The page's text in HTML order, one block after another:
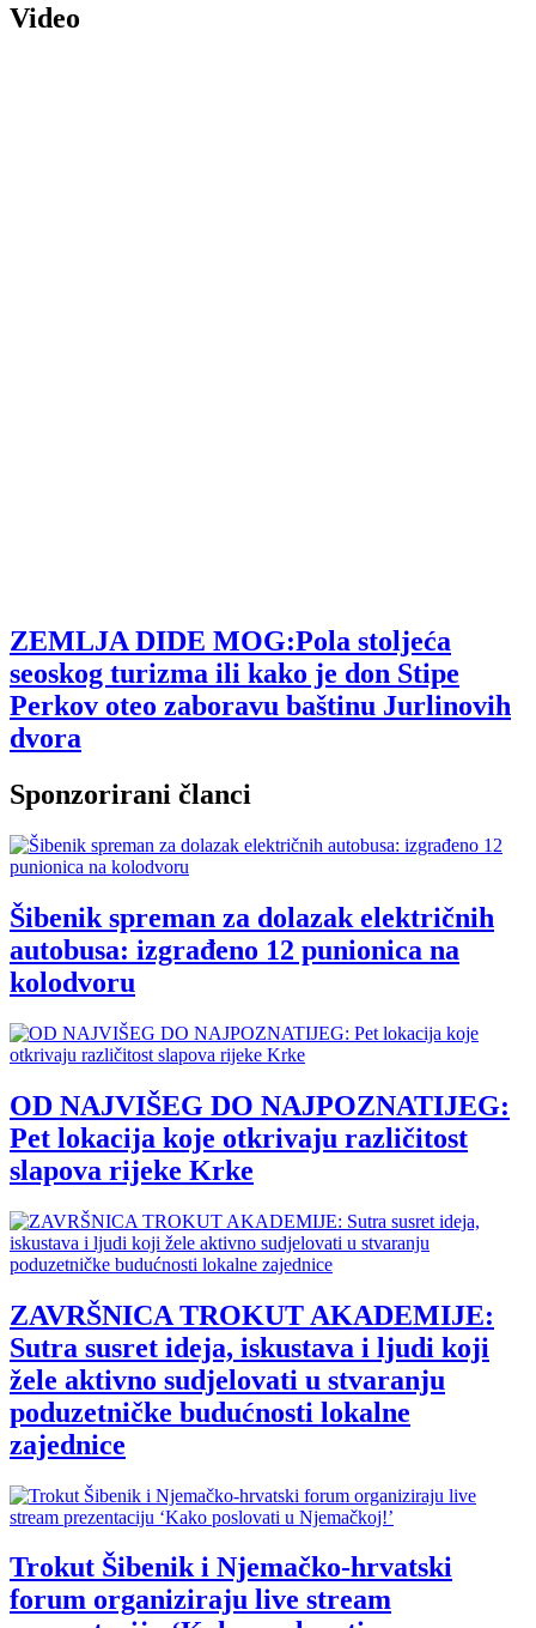
Video
ZEMLJA DIDE MOG:Pola stoljeća
seoskog turizma ili kako je don Stipe
Perkov oteo zaboravu baštinu Jurlinovih
dvora
Sponzorirani članci
Šibenik spreman za dolazak električnih
autobusa: izgrađeno 12 punionica na
kolodvoru
OD NAJVIŠEG DO NAJPOZNATIJEG:
Pet lokacija koje otkrivaju različitost
slapova rijeke Krke
ZAVRŠNICA TROKUT AKADEMIJE:
Sutra susret ideja, iskustava i ljudi koji
žele aktivno sudjelovati u stvaranju
poduzetničke budućnosti lokalne
zajednice
Trokut Šibenik i Njemačko-hrvatski
forum organiziraju live stream